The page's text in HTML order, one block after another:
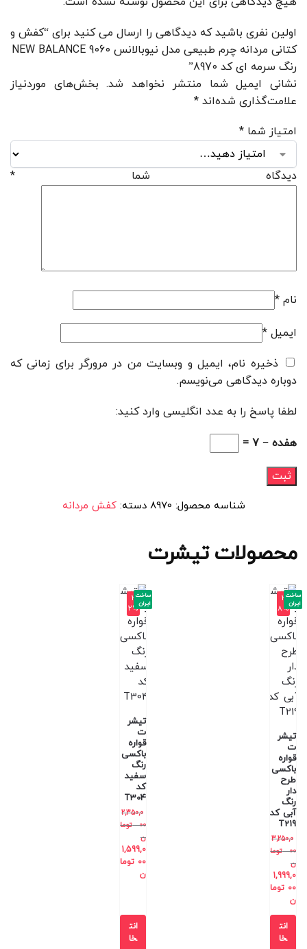
اولین نفری باشید که دیدگاهی را ارسال می کنید برای “کفش و
کتانی مردانه چرم طبیعی مدل نیوبالانس 9060 NEW BALANCE
رنگ سرمه ای کد 8970”
نشانی ایمیل شما منتشر نخواهد شد. بخش‌های موردنیاز
علامت‌گذاری شده‌اند *
امتیاز شما *
دیدگاه شما *
نام *
ایمیل *
ذخیره نام، ایمیل و وبسایت من در مرورگر برای زمانی که
دوباره دیدگاهی می‌نویسم.
لطفا پاسخ را به عدد انگلیسی وارد کنید:
هفده − 7 =
شناسه محصول: 8970 دسته:کفش مردانه
محصولات تیشرت
-3
8%
تیشر
ت
قواره
باکسی
طرح
دار
رنگ
آبی کد
T219
3,250,0
00
توما
ن
1,999,0
00 توما
ن
ساخت
ایران
انت
خا
-3
2%
تیشر
ت
قواره
باکسی
رنگ
سفید
کد
T304
2,350,0
00
توما
ن
1,599,0
00 توما
ن
ساخت
ایران
انت
خا